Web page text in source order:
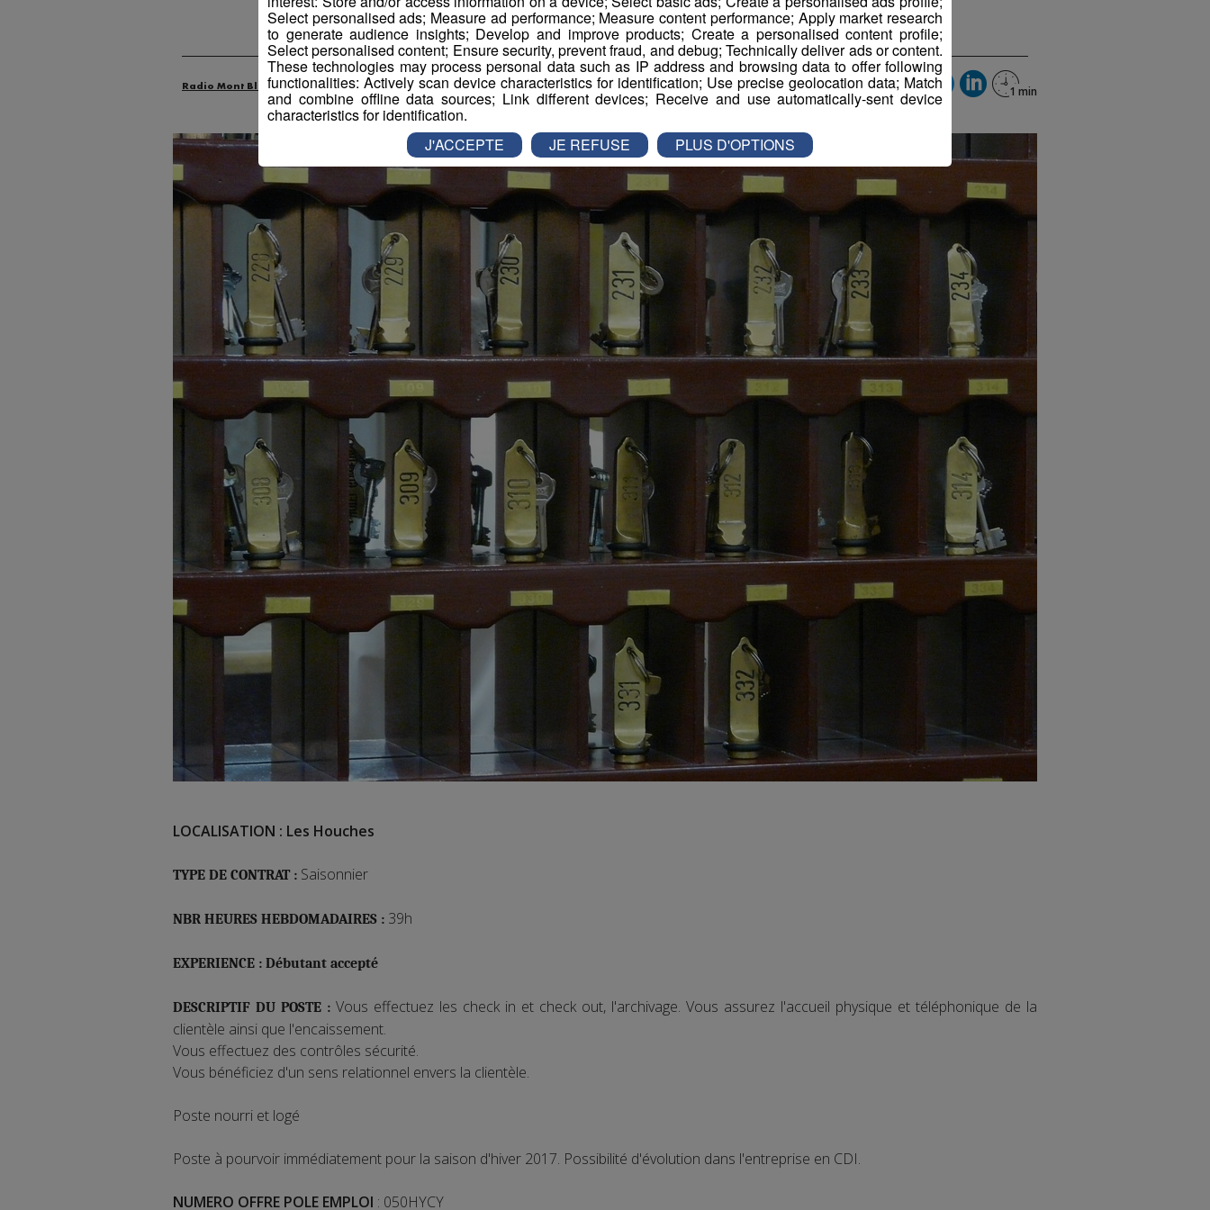
Publié par Romain Bruneau-9 février 2017 à 09h42
Radio Mont Blanc Animation Offres d'Emploi
LOCALISATION : Les Houches
TYPE DE CONTRAT : Saisonnier
NBR HEURES HEBDOMADAIRES : 39h
EXPERIENCE : Débutant accepté
DESCRIPTIF DU POSTE : Vous effectuez les check in et check out, l'archivage. Vous assurez l'accueil physique et téléphonique de la
clientèle ainsi que l'encaissement.
Vous effectuez des contrôles sécurité.
Vous bénéficiez d'un sens relationnel envers la clientèle.
Poste nourri et logé
Poste à pourvoir immédiatement pour la saison d'hiver 2017. Possibilité d'évolution dans l'entreprise en CDI.
NUMERO OFFRE POLE EMPLOI : 050HYCY
Select personalised ads; Measure ad performance; Measure content performance; Apply market research
to generate audience insights; Develop and improve products; Create a personalised content profile;
Select personalised content; Ensure security, prevent fraud, and debug; Technically deliver ads or content.
These technologies may process personal data such as IP address and browsing data to offer following
functionalities: Actively scan device characteristics for identification; Use precise geolocation data; Match
and combine offline data sources; Link different devices; Receive and use automatically-sent device
characteristics for identification.
J'ACCEPTE JE REFUSE PLUS D'OPTIONS